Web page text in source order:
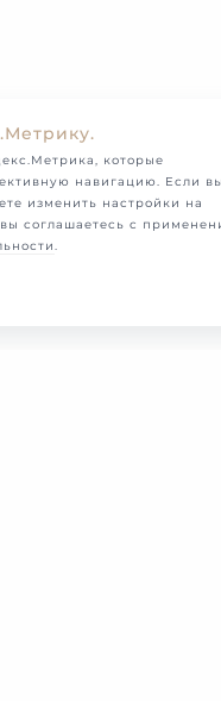
которые
навигацию. Если
изменить настройки на
соглашаетесь с
.